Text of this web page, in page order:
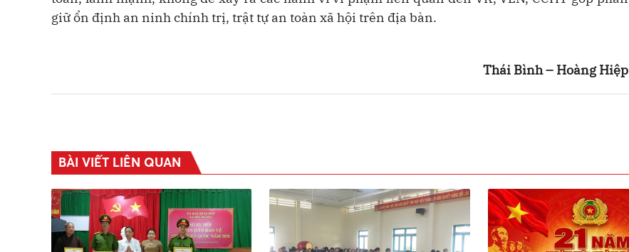
giữ ổn định an ninh chính trị, trật tự an toàn xã hội trên địa bàn.
Thái Bình – Hoàng Hiệp
BÀI VIẾT LIÊN QUAN